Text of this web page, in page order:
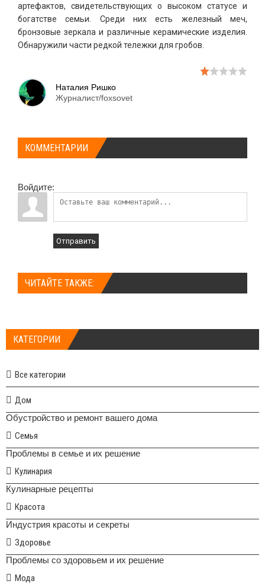
артефактов, свидетельствующих о высоком статусе и
богатстве семьи. Среди них есть железный меч,
бронзовые зеркала и различные керамические изделия.
Обнаружили части редкой тележки для гробов.
Наталия Ришко
Журналист/foxsovet
КОММЕНТАРИИ
Войдите:
Отправить
ЧИТАЙТЕ ТАКЖЕ:
КАТЕГОРИИ
Все категории
Дом
Обустройство и ремонт вашего дома
Семья
Проблемы в семье и их решение
Кулинария
Кулинарные рецепты
Красота
Индустрия красоты и секреты
Здоровье
Проблемы со здоровьем и их решение
Мода